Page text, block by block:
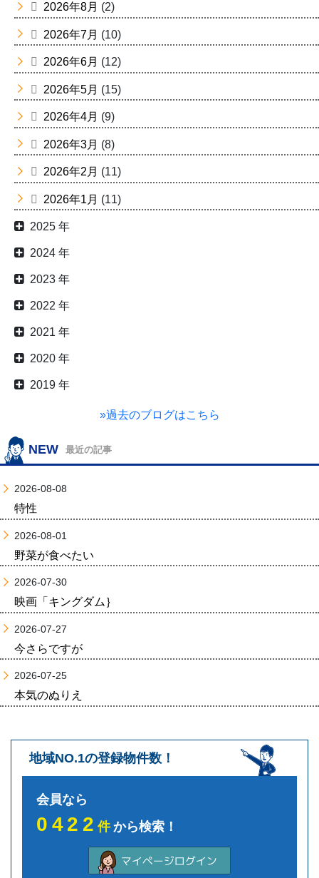
2026年8月 (2)
2026年7月 (10)
2026年6月 (12)
2026年5月 (15)
2026年4月 (9)
2026年3月 (8)
2026年2月 (11)
2026年1月 (11)
2025 年
2024 年
2023 年
2022 年
2021 年
2020 年
2019 年
»過去のブログはこちら
NEW 最近の記事
2026-08-08
特性
2026-08-01
野菜が食べたい
2026-07-30
映画「キングダム｝
2026-07-27
今さらですが
2026-07-25
本気のぬりえ
地域NO.1の登録物件数！
会員なら
0422件から検索！